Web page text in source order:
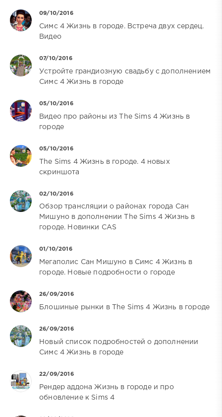
09/10/2016
Симс 4 Жизнь в городе. Встреча двух сердец.
Видео
07/10/2016
Устройте грандиозную свадьбу с дополнением
Симс 4 Жизнь в городе
05/10/2016
Видео про районы из The Sims 4 Жизнь в
городе
05/10/2016
The Sims 4 Жизнь в городе. 4 новых
скриншота
02/10/2016
Обзор трансляции о районах города Сан
Мишуно в дополнении The Sims 4 Жизнь в
городе. Новинки CAS
01/10/2016
Мегаполис Сан Мишуно в Симс 4 Жизнь в
городе. Новые подробности о городе
26/09/2016
Блошиные рынки в The Sims 4 Жизнь в городе
26/09/2016
Новый список подробностей о дополнении
Симс 4 Жизнь в городе
22/09/2016
Рендер аддона Жизнь в городе и про
обновление к Sims 4